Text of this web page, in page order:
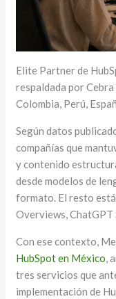
Elite Partner de
respaldada por
Colombia, Perú,
Según datos
compañías que
y contenido
desde modelos de
formato. El resto
Overviews,
Con ese contexto,
HubSpot en México,
tres servicios que
implementación de